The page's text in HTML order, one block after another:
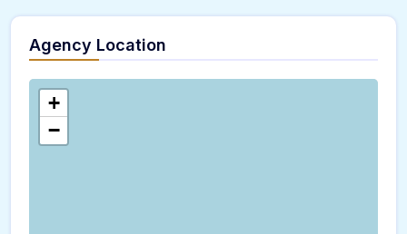
Agency Location
+
−